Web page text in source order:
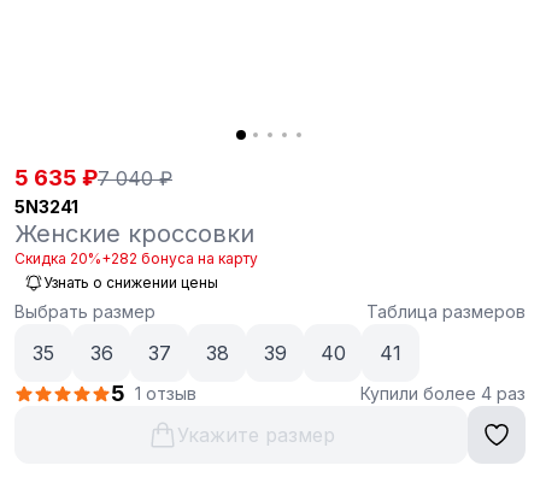
5 635 ₽7 040 ₽
5N3241
Женские кроссовки
Скидка 20%+282 бонуса на карту
Узнать о снижении цены
Выбрать размер Таблица размеров
35 36 37 38 39 40 41
5 1 отзыв Купили более 4 раз
Укажите размер